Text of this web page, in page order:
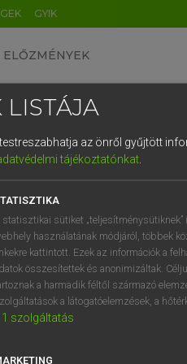
GYIK
ELŐZMÉNYEK
angol szótár
fn
(tompa) puffanás
pottyanás
esés
isz puff!
LISTÁJA
az önről gyűjtött
tájékoztatónkat.
statisztikai sütiket
használatának módjáról, többek
kattintott. Ezek az információk a
összesítettek és anonimizáltak.
a harmadik féltől származó
a látogatóelemzések, a
1 szolgáltatás
DE CN FR ES IT NL
1 2 3 4 5
q w e r
a s d f g
í y x c v